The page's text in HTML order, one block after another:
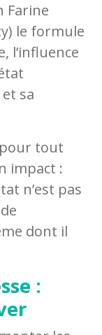
Farine
le formule
l’influence
sa
tout
impact :
n’est pas
dont il
: